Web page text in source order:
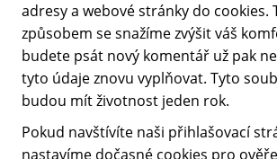
adresy a webové stránky do cookies.
způsobem se snažíme zvýšit váš
budete psát nový komentář už pak
tyto údaje znovu vyplňovat. Tyto
budou mít životnost jeden rok.
Pokud navštívíte naši přihlašovací
nastavíme dočasné cookies pro